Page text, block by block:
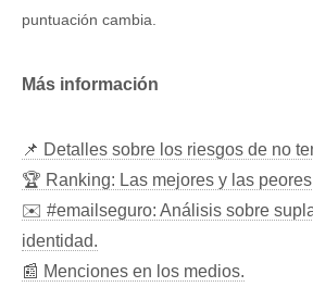
puntuación cambia.
Más información
📌 Detalles sobre los riesgos de no
🏆 Ranking: Las mejores y las
✉️ #emailseguro: Análisis sobre
identidad.
📰 Menciones en los medios.